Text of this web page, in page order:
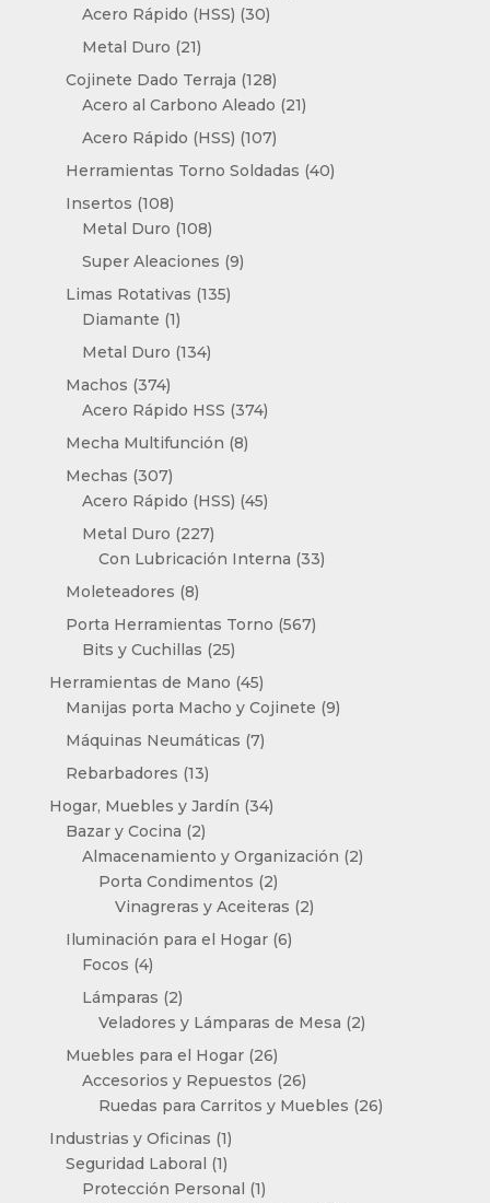
Acero Rápido (HSS) 3030
Metal Duro 2121
productos
Cojinete Dado Terraja 128128
productos
Acero al Carbono Aleado 2121
Acero Rápido (HSS) 107107
productos
Herramientas Torno Soldadas 4040
Insertos 108108
productos
Metal Duro 108108
productos
Super Aleaciones 99
Limas Rotativas 135135
Diamante 11
producto
Metal Duro 134134
Machos 374374
productos
Acero Rápido HSS 374374
Mecha Multifunción 88
Mechas 307307
productos
Acero Rápido (HSS) 4545
Metal Duro 227227
productos
Con Lubricación Interna 3333
Moleteadores 88
productos
Porta Herramientas Torno 567567
Bits y Cuchillas 2525
productos
Herramientas de Mano 4545
productos
Manijas porta Macho y Cojinete 99
Máquinas Neumáticas 77
Rebarbadores 1313
productos
Hogar, Muebles y Jardín 3434
Bazar y Cocina 22
productos
Almacenamiento y Organización 22
Porta Condimentos 22
productos
Vinagreras y Aceiteras 22
Iluminación para el Hogar 66
Focos 44
productos
Lámparas 22
productos
Veladores y Lámparas de Mesa 22
Muebles para el Hogar 2626
productos
Accesorios y Repuestos 2626
productos
Ruedas para Carritos y Muebles 2626
Industrias y Oficinas 11
producto
Seguridad Laboral 11
producto
Protección Personal 11